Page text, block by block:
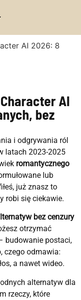
AI 2026: 8
AI
bez
i odgrywania ról
latach 2023-2025
romantycznego
lub
już znasz to
robi się ciekawie.
bez cenzury
otrzymać
budowanie postaci,
czego odmawia:
a nawet wideo.
alternatyw dla
rzeczy, które